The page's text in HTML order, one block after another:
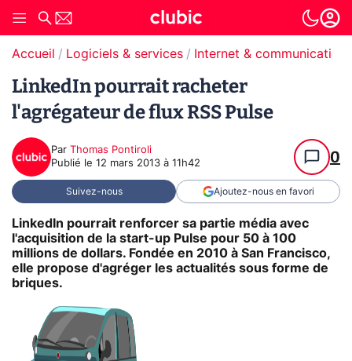
Accueil Logiciels & services Internet & communication
LinkedIn pourrait racheter
l'agrégateur de flux RSS Pulse
Par Thomas Pontiroli
Publié le 12 mars 2013 à 11h42 0
Suivez-nous Ajoutez-nous en favori
LinkedIn pourrait renforcer sa partie média avec
l'acquisition de la start-up Pulse pour 50 à 100
millions de dollars. Fondée en 2010 à San Francisco,
elle propose d'agréger les actualités sous forme de
briques.